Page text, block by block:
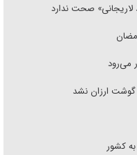
لاریجانی» صحت ندارد
می‌رود